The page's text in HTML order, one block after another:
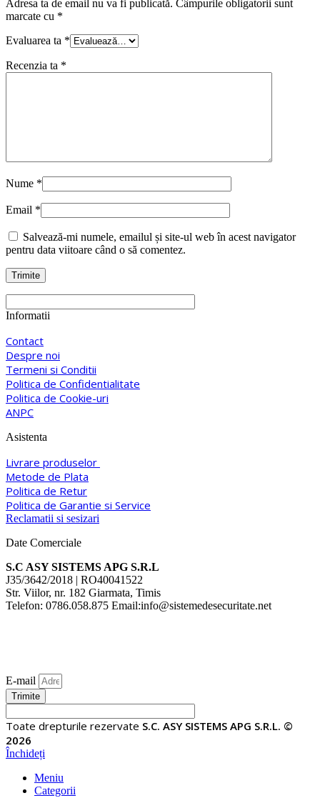
Adresa ta de email nu va fi publicată. Câmpurile obligatorii sunt
marcate cu *
Evaluarea ta *
Recenzia ta *
Nume *
Email *
Salvează-mi numele, emailul și site-ul web în acest navigator
pentru data viitoare când o să comentez.
Informatii
Contact
Despre noi
Termeni si Conditii
Politica de Confidentialitate
Politica de Cookie-uri
ANPC
Asistenta
Livrare produselor
Metode de Plata
Politica de Retur
Politica de Garantie si Service
Reclamatii si sesizari
Date Comerciale
S.C ASY SISTEMS APG S.R.L
J35/3642/2018 | RO40041522
Str. Viilor, nr. 182 Giarmata, Timis
Telefon: 0786.058.875 Email:info@sistemedesecuritate.net
E-mail
Trimite
Toate drepturile rezervate S.C. ASY SISTEMS APG S.R.L. ©
2026
Închideți
Meniu
Categorii